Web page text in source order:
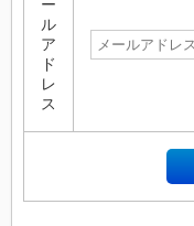
ー
ル
ア
ド
レ
ス